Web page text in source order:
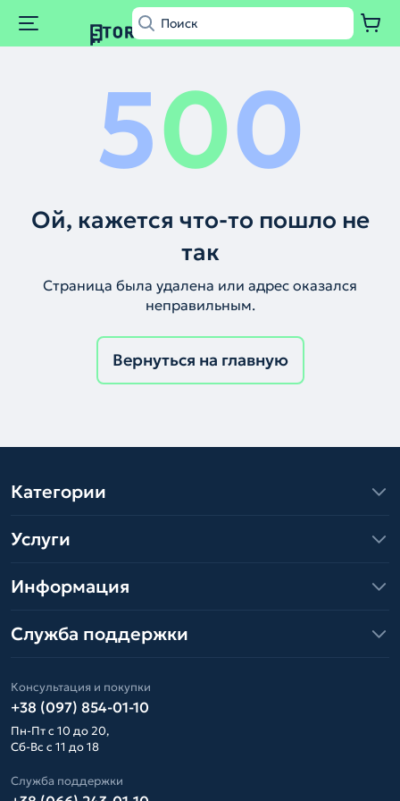
500
Ой, кажется что-то пошло не
так
Страница была удалена или адрес оказался
неправильным.
Вернуться на главную
Категории
Услуги
Информация
Служба поддержки
Консультация и покупки
+38 (097) 854-01-10
Пн-Пт с 10 до 20,
Сб-Вс с 11 до 18
Служба поддержки